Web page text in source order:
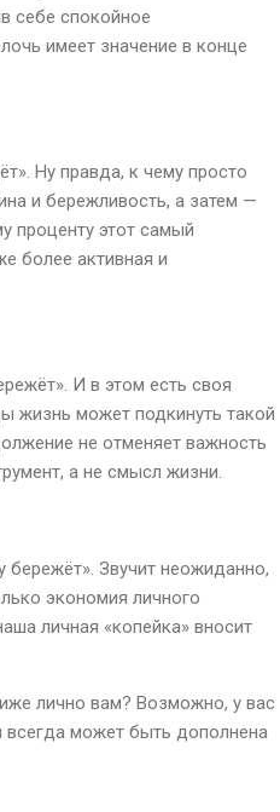
себе спокойное
имеет значение в конце
Ну правда, к чему просто
и бережливость, а затем —
проценту этот самый
более активная и
И в этом есть своя
жизнь может подкинуть такой
не отменяет важность
а не смысл жизни.
Звучит неожиданно,
экономия личного
личная «копейка» вносит
лично вам? Возможно, у вас
всегда может быть дополнена